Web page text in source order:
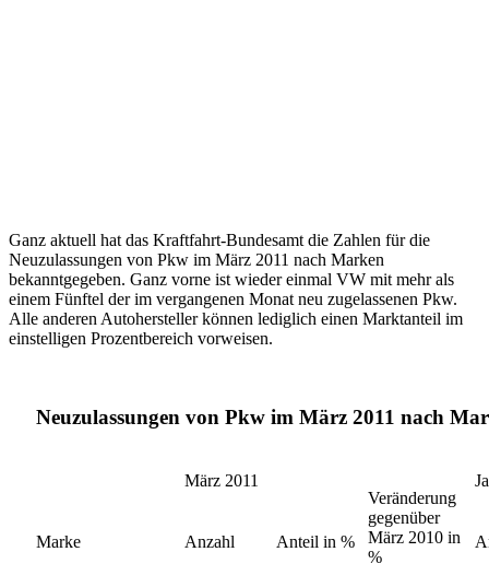
Ganz aktuell hat das Kraftfahrt-Bundesamt die Zahlen für die
Neuzulassungen von Pkw im März 2011 nach Marken
bekanntgegeben. Ganz vorne ist wieder einmal VW mit mehr als
einem Fünftel der im vergangenen Monat neu zugelassenen Pkw.
Alle anderen Autohersteller können lediglich einen Marktanteil im
einstelligen Prozentbereich vorweisen.
Neuzulassungen von Pkw im März 2011 nach
März 2011
Veränderung
gegenüber
März 2010 in
%
Marke Anzahl Anteil in %